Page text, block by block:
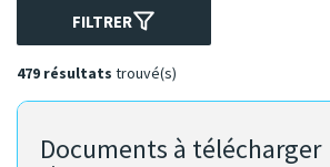
FILTRER
479 résultats trouvé(s)
Documents à télécharger